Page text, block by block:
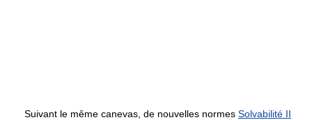
Suivant le même canevas, de nouvelles normes Solvabilité II